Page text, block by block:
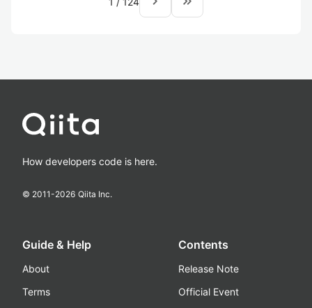
How developers code is here.
© 2011-2026 Qiita Inc.
Guide & Help
About
Terms
Contents
Release Note
Official Event